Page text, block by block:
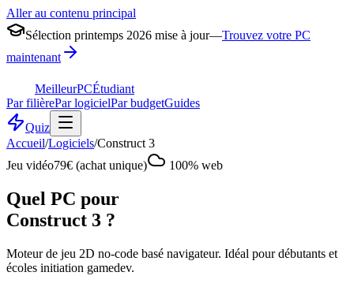
Aller au contenu principal
Sélection printemps 2026 mise à jour—Trouvez votre PC
maintenant
MeilleurPCÉtudiant
Par filièrePar logicielPar budgetGuides
Quiz
Accueil/Logiciels/Construct 3
Jeu vidéo79€ (achat unique) 100% web
Quel PC pour
Construct 3 ?
Moteur de jeu 2D no-code basé navigateur. Idéal pour débutants et
écoles initiation gamedev.